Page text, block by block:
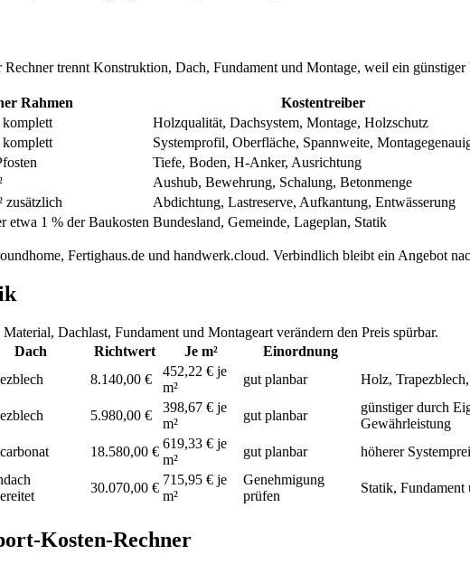
trennt Konstruktion, Dach, Fundament und Montage, weil ein
Rahmen Kostentreiber
komplett Holzqualität, Dachsystem, Montage, Holzschutz
komplett Systemprofil, Oberfläche, Spannweite,
Tiefe, Boden, H-Anker, Ausrichtung
Aushub, Bewehrung, Schalung, Betonmenge
zusätzlich Abdichtung, Lastreserve, Aufkantung, Entwässerung
etwa 1 % der Baukosten Bundesland, Gemeinde, Lageplan, Statik
Fertighaus.de und handwerk.cloud. Verbindlich bleibt ein Angebot
Dachlast, Fundament und Montageart verändern den Preis spürbar.
Dach Richtwert Je m² Einordnung
8.140,00 €
452,22 € je
m²
gut planbar Holz,
5.980,00 €
398,67 € je
m²
gut planbar
günstiger durch
Gewährleistung
18.580,00 €
619,33 € je
m²
gut planbar höherer
30.070,00 €
715,95 € je
m²
Genehmigung
prüfen
Statik,
Kosten-Rechner